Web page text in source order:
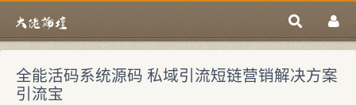
全能活码系统源码 私域引流短链营销解决方案
引流宝